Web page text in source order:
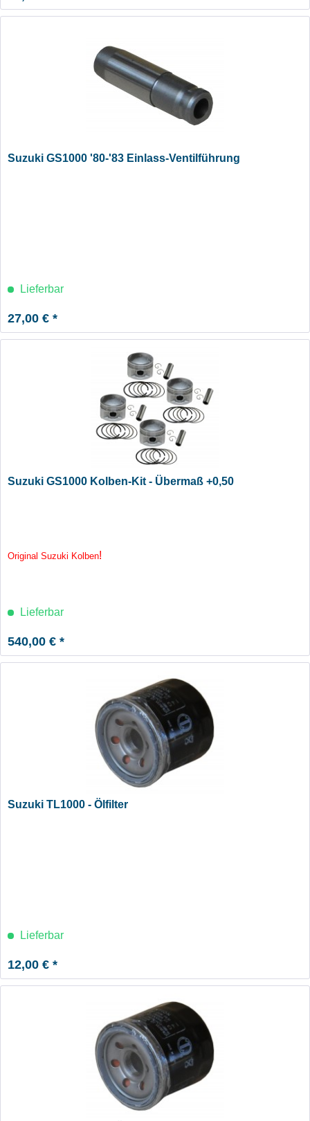
Suzuki GS1000 '80-'83 Einlass-Ventilführung
Lieferbar
27,00 € *
Suzuki GS1000 Kolben-Kit - Übermaß +0,50
Original Suzuki Kolben!
Lieferbar
540,00 € *
Suzuki TL1000 - Ölfilter
Lieferbar
12,00 € *